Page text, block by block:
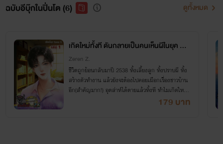
ฉบับอีบุ๊กในปิ่นโต (6) ดูทั้งหมด
เกิดใหม่ทั้งที ดันกลายเป็นคนเห็นผีในยุค Y2
K! เล่ม 1
Zeren Z.
ชีวิตถูกย้อนกลับมาปี 2538 ทั้งเลี้ยงลูก ทั้งปราบผี ทั้ง
สร้างตัวทำงาน แล้วยังจะต้องไปคอยเผือกเรื่องชาวบ้าน
อีก(สำคัญมาก!) อุตส่าห์ได้ตายแล้วทั้งที ทำไมเกิดใหม่อี
179 บาท